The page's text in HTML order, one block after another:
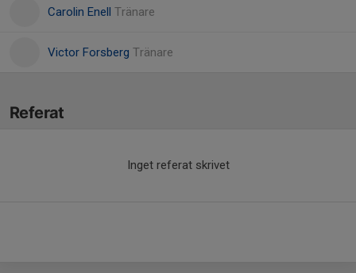
Carolin Enell Tränare
Victor Forsberg Tränare
Referat
Inget referat skrivet